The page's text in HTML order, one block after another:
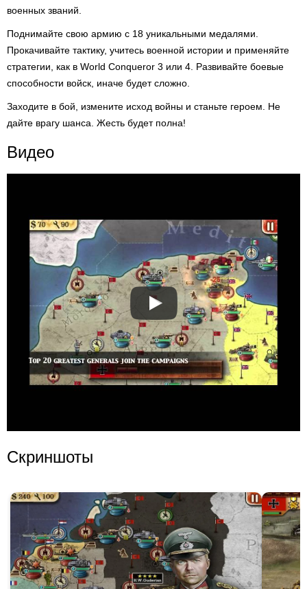
военных званий.
Поднимайте свою армию с 18 уникальными медалями.
Прокачивайте тактику, учитесь военной истории и применяйте
стратегии, как в World Conqueror 3 или 4. Развивайте боевые
способности войск, иначе будет сложно.
Заходите в бой, измените исход войны и станьте героем. Не
дайте врагу шанса. Жесть будет полна!
Видео
Скриншоты